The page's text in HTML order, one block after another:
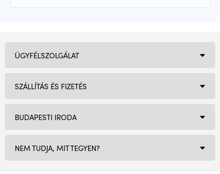
BUDAPESTI IRODA
NEM TUDJA, MIT TEGYEN?
ÜGYFÉLSZOLGÁLAT
SZÁLLÍTÁS ÉS FIZETÉS